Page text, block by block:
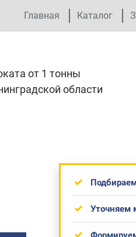
Главная Каталог
от 1 тонны
области
Уточняем